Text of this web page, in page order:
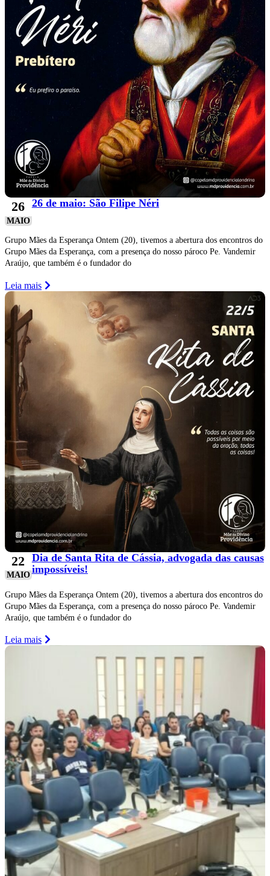
26
MAIO
26 de maio: São Filipe Néri
Grupo Mães da Esperança Ontem (20), tivemos a abertura dos encontros do
Grupo Mães da Esperança, com a presença do nosso pároco Pe. Vandemir
Araújo, que também é o fundador do
Leia mais
22
MAIO
Dia de Santa Rita de Cássia, advogada das causas
impossíveis!
Grupo Mães da Esperança Ontem (20), tivemos a abertura dos encontros do
Grupo Mães da Esperança, com a presença do nosso pároco Pe. Vandemir
Araújo, que também é o fundador do
Leia mais